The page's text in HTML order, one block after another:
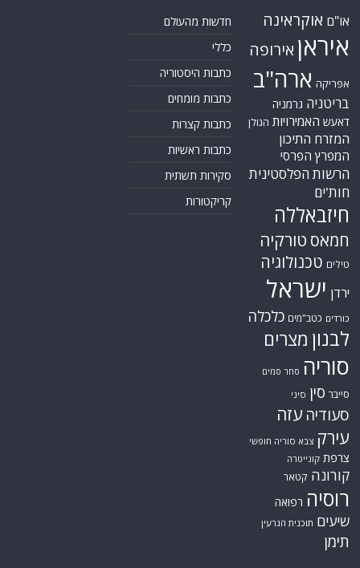
או"ם אוקראינה
איראן אירופה
אפריקה ארה"ב
בריטניה גרמניה
דאעש האמירויות הגולן
המזרח התיכון
המפרץ הפרסי
הרשות הפלסטינית
חות'ים
חיזבאללה
חמאס טורקיה
טילים טכנולוגיה
ירדן ישראל
כורדים כטב"מים כלכלה
לבנון מצרים
סוריה סחר סמים
סייבר סין סיני
סעודיה עזה
עירק צבא סוריה חופשי
צרפת קונייטרה
קורונה קטאר
רוסיה רפואה
שיעים תוכנית הגרעין
תימן
חדשות מהעולם
כללי
כתבות היסטוריה
כתבות מומחים
כתבות קצרות
כתבות ראשיות
סקירות תשתית
קריקטורות